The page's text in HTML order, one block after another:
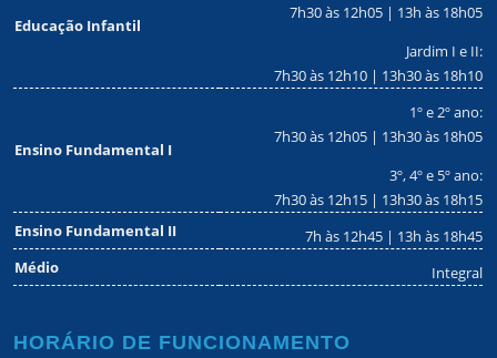
Educação Infantil
7h30 às 12h05 | 13h às 18h05
Jardim I e II:
7h30 às 12h10 | 13h30 às 18h10
Ensino Fundamental I
1º e 2º ano:
7h30 às 12h05 | 13h30 às 18h05
3º, 4º e 5º ano:
7h30 às 12h15 | 13h30 às 18h15
Ensino Fundamental II
7h às 12h45 | 13h às 18h45
Médio
Integral
HORÁRIO DE FUNCIONAMENTO